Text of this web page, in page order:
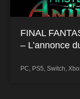
FINAL
– L’annonce
PC PS5 Switch